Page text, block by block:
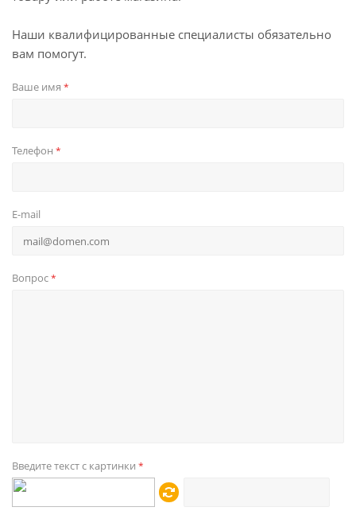
Наши квалифицированные специалисты обязательно
вам помогут.
Ваше имя *
Телефон *
E-mail
Вопрос*
Введите текст с картинки *